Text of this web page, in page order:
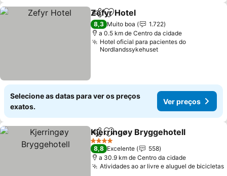
PartilharAdicionar aos favoritos
Zefyr Hotel
8,3 Muito boa
1.722
a 0.5 km de Centro da cidade
Hotel oficial para pacientes do
Nordlandssykehuset
Selecione as datas para ver os preços
exatos.
Ver preços
PartilharAdicionar aos favoritos
Kjerringøy Bryggehotell
4 Estrelas
8,8 Excelente
558
a 30.9 km de Centro da cidade
Atividades ao ar livre e aluguel de bicicletas